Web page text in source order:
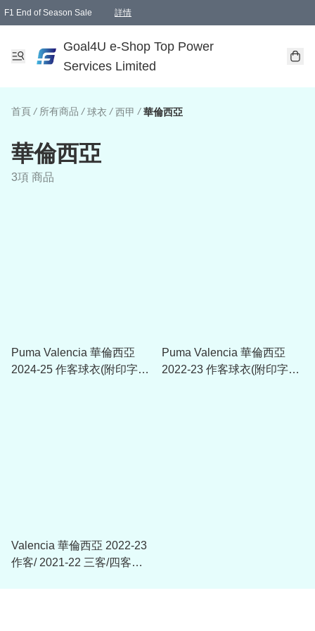
F1 End of Season Sale 詳情
Goal4U e-Shop Top Power
Services Limited
首頁 / 所有商品 / 球衣 / 西甲 / 華倫西亞
華倫西亞
3項 商品
Puma Valencia 華倫西亞
2024-25 作客球衣(附印字選
Puma Valencia 華倫西亞
2022-23 作客球衣(附印字選
Valencia 華倫西亞 2022-23
作客/ 2021-22 三客/四客球